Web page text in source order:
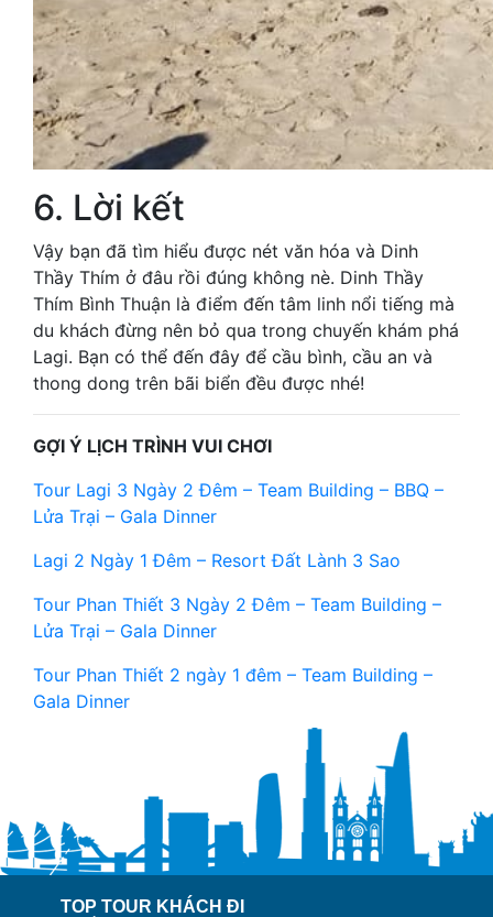
6. Lời kết
Vậy bạn đã tìm hiểu được nét văn hóa và Dinh
Thầy Thím ở đâu rồi đúng không nè. Dinh Thầy
Thím Bình Thuận là điểm đến tâm linh nổi tiếng mà
du khách đừng nên bỏ qua trong chuyến khám phá
Lagi. Bạn có thể đến đây để cầu bình, cầu an và
thong dong trên bãi biển đều được nhé!
GỢI Ý LỊCH TRÌNH VUI CHƠI
Tour Lagi 3 Ngày 2 Đêm – Team Building – BBQ –
Lửa Trại – Gala Dinner
Lagi 2 Ngày 1 Đêm – Resort Đất Lành 3 Sao
Tour Phan Thiết 3 Ngày 2 Đêm – Team Building –
Lửa Trại – Gala Dinner
Tour Phan Thiết 2 ngày 1 đêm – Team Building –
Gala Dinner
TOP TOUR KHÁCH ĐI